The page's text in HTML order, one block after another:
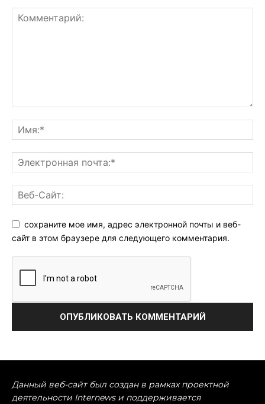
сохраните мое имя, адрес электронной почты и веб-
сайт в этом браузере для следующего комментария.
Данный веб-сайт был создан в рамках проектной
деятельности Internews и поддерживается